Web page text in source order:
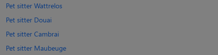
Pet sitter Wattrelos
Pet sitter Douai
Pet sitter Cambrai
Pet sitter Maubeuge